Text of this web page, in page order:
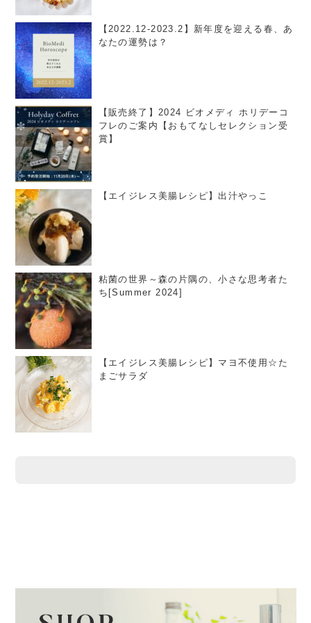
【2022.12-2023.2】新年度を迎える春、あ
なたの運勢は？
【販売終了】2024 ビオメディ ホリデーコ
フレのご案内【おもてなしセレクション受
賞】
【エイジレス美腸レシピ】出汁やっこ
粘菌の世界～森の片隅の、小さな思考者た
ち[Summer 2024]
【エイジレス美腸レシピ】マヨ不使用☆た
まごサラダ